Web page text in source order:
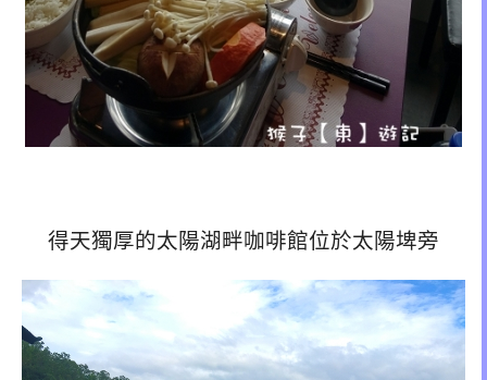
得天獨厚的太陽湖畔咖啡館位於太陽埤旁